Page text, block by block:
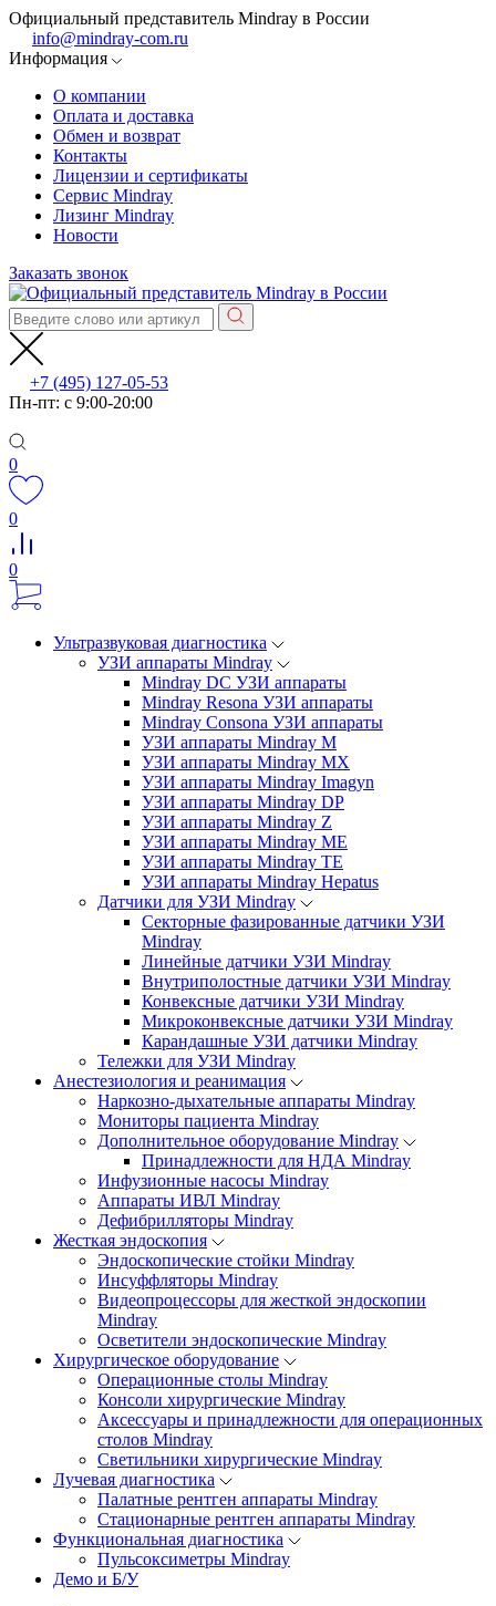
Официальный представитель Mindray в России
info@mindray-com.ru
Информация
О компании
Оплата и доставка
Обмен и возврат
Контакты
Лицензии и сертификаты
Сервис Mindray
Лизинг Mindray
Новости
Заказать звонок
+7 (495) 127-05-53
Пн-пт: с 9:00-20:00
0
0
0
Ультразвуковая диагностика
УЗИ аппараты Mindray
Mindray DC УЗИ аппараты
Mindray Resona УЗИ аппараты
Mindray Consona УЗИ аппараты
УЗИ аппараты Mindray M
УЗИ аппараты Mindray MX
УЗИ аппараты Mindray Imagyn
УЗИ аппараты Mindray DP
УЗИ аппараты Mindray Z
УЗИ аппараты Mindray ME
УЗИ аппараты Mindray TE
УЗИ аппараты Mindray Hepatus
Датчики для УЗИ Mindray
Секторные фазированные датчики УЗИ
Mindray
Линейные датчики УЗИ Mindray
Внутриполостные датчики УЗИ Mindray
Конвексные датчики УЗИ Mindray
Микроконвексные датчики УЗИ Mindray
Карандашные УЗИ датчики Mindray
Тележки для УЗИ Mindray
Анестезиология и реанимация
Наркозно-дыхательные аппараты Mindray
Мониторы пациента Mindray
Дополнительное оборудование Mindray
Принадлежности для НДА Mindray
Инфузионные насосы Mindray
Аппараты ИВЛ Mindray
Дефибрилляторы Mindray
Жесткая эндоскопия
Эндоскопические стойки Mindray
Инсуффляторы Mindray
Видеопроцессоры для жесткой эндоскопии
Mindray
Осветители эндоскопические Mindray
Хирургическое оборудование
Операционные столы Mindray
Консоли хирургические Mindray
Аксессуары и принадлежности для операционных
столов Mindray
Светильники хирургические Mindray
Лучевая диагностика
Палатные рентген аппараты Mindray
Стационарные рентген аппараты Mindray
Функциональная диагностика
Пульсоксиметры Mindray
Демо и Б/У